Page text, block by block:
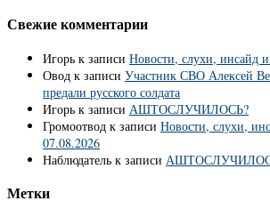
Свежие комментарии
Игорь к записи Новости, слухи, инсайд
Овод к записи Участник СВО Алексей
предали русского солдата
Игорь к записи АШТОСЛУЧИЛОСЬ?
Громоотвод к записи Новости, слухи,
07.08.2026
Наблюдатель к записи
Метки